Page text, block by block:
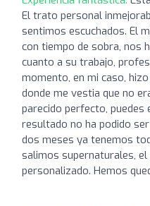
El trato personal
sentimos escuchados. El
con tiempo de sobra, nos
cuanto a su trabajo,
momento, en mi caso,
donde me vestia que no
parecido perfecto, puedes
resultado no ha podido
dos meses ya tenemos
salimos supernaturales,
personalizado. Hemos